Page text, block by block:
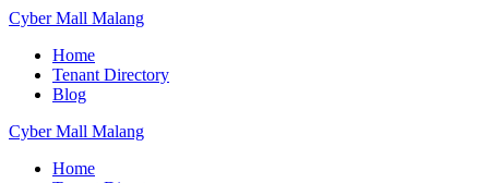
Skip
content
CyberMall Malang
Home
Tenant Directory
Blog
CyberMall Malang
Home